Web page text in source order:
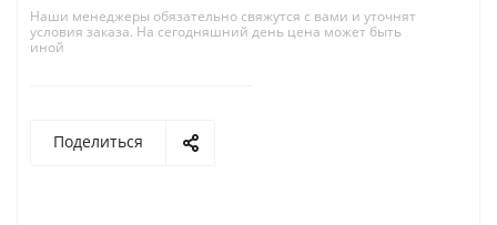
Наши менеджеры обязательно свяжутся с вами и уточнят
условия заказа. На сегодняшний день цена может быть
иной
Поделиться